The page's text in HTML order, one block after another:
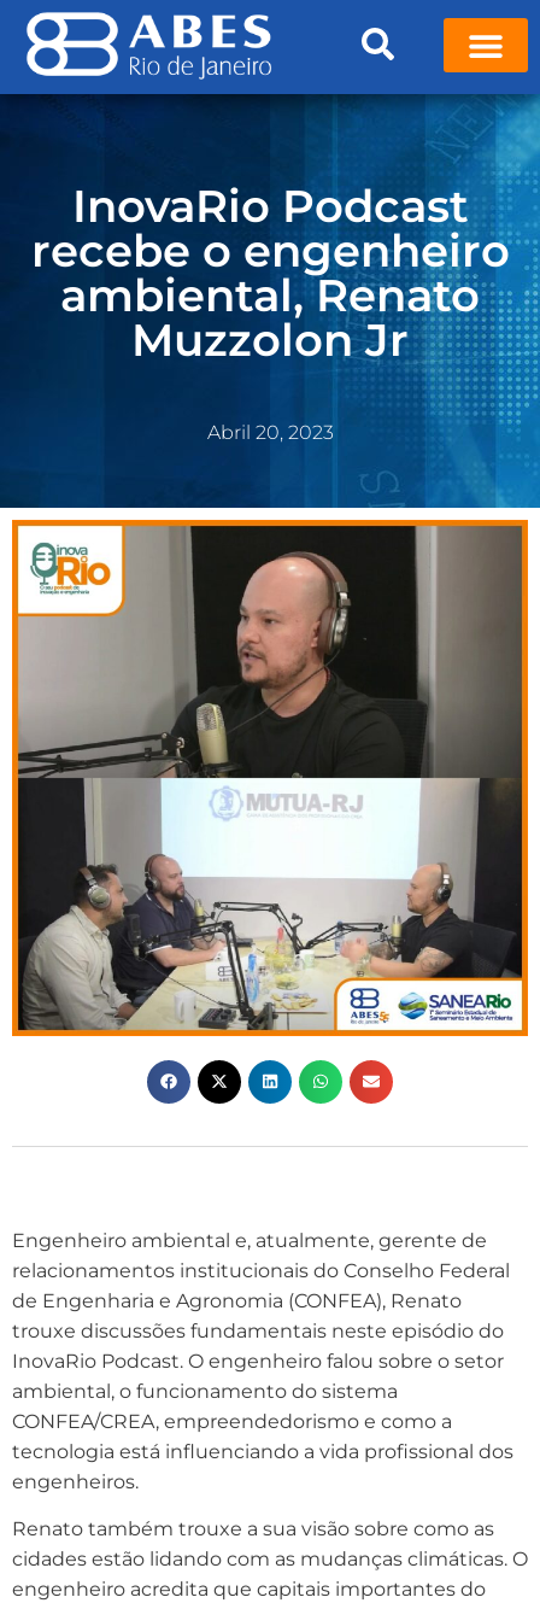
InovaRio Podcast
recebe o engenheiro
ambiental, Renato
Muzzolon Jr
Abril 20, 2023
Engenheiro ambiental e, atualmente, gerente de
relacionamentos institucionais do Conselho Federal
de Engenharia e Agronomia (CONFEA), Renato
trouxe discussões fundamentais neste episódio do
InovaRio Podcast. O engenheiro falou sobre o setor
ambiental, o funcionamento do sistema
CONFEA/CREA, empreendedorismo e como a
tecnologia está influenciando a vida profissional dos
engenheiros.
Renato também trouxe a sua visão sobre como as
cidades estão lidando com as mudanças climáticas. O
engenheiro acredita que capitais importantes do